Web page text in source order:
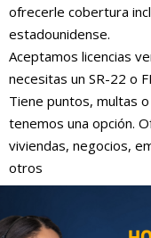
ofrecerle cobertura
estadounidense.
Aceptamos licencias
necesitas un SR-22 o
Tiene puntos, multas
tenemos una opción.
viviendas, negocios,
otros